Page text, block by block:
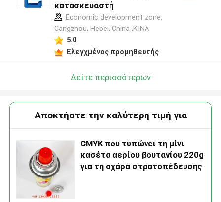
κατασκευαστή
Economic development zone,
Cangzhou, Hebei, China ,ΚΙΝΑ
5.0
Ελεγχμένος προμηθευτής
Δείτε περισσότερων
Αποκτήστε την καλύτερη τιμή για
CMYK που τυπώνει τη μίνι
κασέτα αερίου βουτανίου 220g
για τη σχάρα στρατοπέδευσης